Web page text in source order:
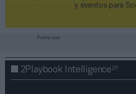
y eventos para
Publicidad
2Playbook Intelligence2P